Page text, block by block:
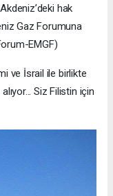
hak
Gaz Forumuna
EMGF)
ve İsrail ile birlikte
Siz Filistin için